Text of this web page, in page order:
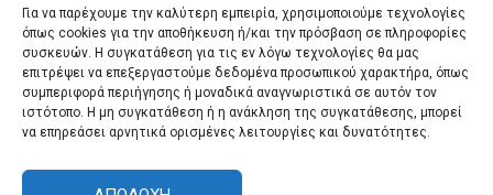
Για να παρέχουμε την καλύτερη εμπειρία, χρησιμοποιούμε τεχνολογίες
όπως cookies για την αποθήκευση ή/και την πρόσβαση σε πληροφορίες
συσκευών. Η συγκατάθεση για τις εν λόγω τεχνολογίες θα μας
επιτρέψει να επεξεργαστούμε δεδομένα προσωπικού χαρακτήρα, όπως
συμπεριφορά περιήγησης ή μοναδικά αναγνωριστικά σε αυτόν τον
ιστότοπο. Η μη συγκατάθεση ή η ανάκληση της συγκατάθεσης, μπορεί
να επηρεάσει αρνητικά ορισμένες λειτουργίες και δυνατότητες.
Τηλ.: 2105725295
logosepikinonia@gmail.com
Θέσεις Εργασίας